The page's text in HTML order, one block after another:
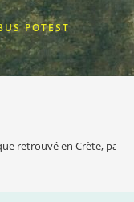
POTEST
retrouvé en Crète,